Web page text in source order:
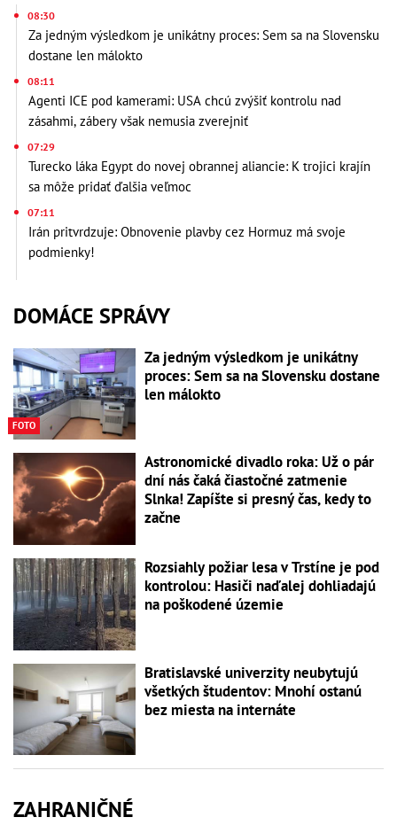
08:30
Za jedným výsledkom je unikátny proces: Sem sa na Slovensku
dostane len málokto
08:11
Agenti ICE pod kamerami: USA chcú zvýšiť kontrolu nad
zásahmi, zábery však nemusia zverejniť
07:29
Turecko láka Egypt do novej obrannej aliancie: K trojici krajín
sa môže pridať ďalšia veľmoc
07:11
Irán pritvrdzuje: Obnovenie plavby cez Hormuz má svoje
podmienky!
DOMÁCE SPRÁVY
FOTO
Za jedným výsledkom je unikátny
proces: Sem sa na Slovensku dostane
len málokto
Astronomické divadlo roka: Už o pár
dní nás čaká čiastočné zatmenie
Slnka! Zapíšte si presný čas, kedy to
začne
Rozsiahly požiar lesa v Trstíne je pod
kontrolou: Hasiči naďalej dohliadajú
na poškodené územie
Bratislavské univerzity neubytujú
všetkých študentov: Mnohí ostanú
bez miesta na internáte
ZAHRANIČNÉ